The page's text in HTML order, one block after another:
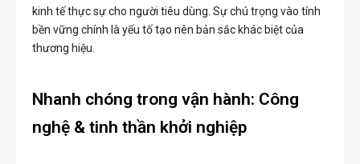
kinh tế thực sự cho người tiêu dùng. Sự chú trọng vào tính
bền vững chính là yếu tố tạo nên bản sắc khác biệt của
thương hiệu.
Nhanh chóng trong vận hành: Công
nghệ & tinh thần khởi nghiệp